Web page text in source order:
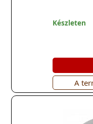
Készleten
A